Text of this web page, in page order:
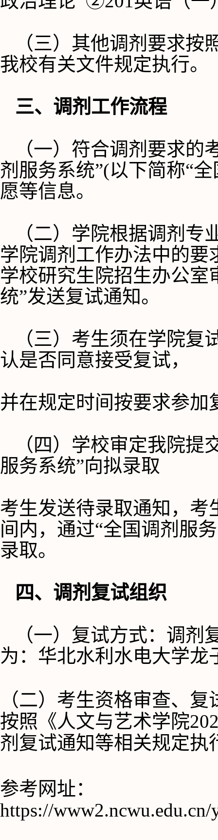
（三） 其他调剂要求按
我校有关文件规定执行。
三、调剂工作流程
（一）符合调剂要求的
剂服务系统”(以下简称“
愿等信息。
（二）学院根据调剂
学院调剂工作办法中的
学校研究生院招生办公室
统”发送复试通知。
（三）考生须在学院
认是否同意接受复试，
并在规定时间按要求参加
（四）学校审定我院提
服务系统”向拟录取
考生发送待录取通知，考
间内，通过“全国调剂服
录取。
四、调剂复试组织
（一）复试方式：调
为：华北水利水电大学龙
（二）考生资格审查、复
按照《人文与艺术学院
剂复试通知等相关规定执
参考网址：
https://